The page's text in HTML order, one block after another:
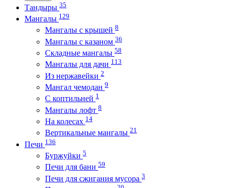
Тандыры 35
Мангалы 129
Мангалы с крышей 8
Мангалы с казаном 36
Складные мангалы 58
Мангалы для дачи 113
Из нержавейки 2
Мангал чемодан 9
С коптильней 1
Мангалы лофт 8
На колесах 14
Вертикальные мангалы 21
Печи 136
Буржуйки 5
Печи для бани 59
Печи для сжигания мусора 3